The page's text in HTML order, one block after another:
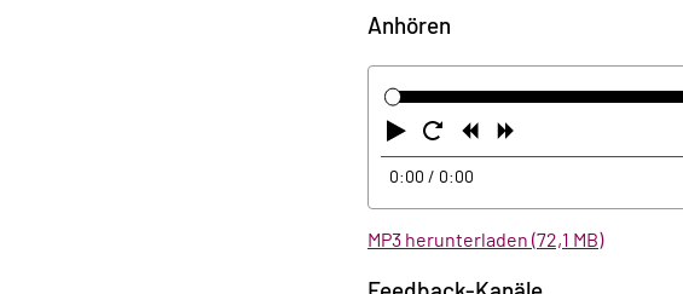
Anhören
Abspielen
Neustart
Zurück
0:00 / 0:00
MP3 herunterladen (72,1 MB)